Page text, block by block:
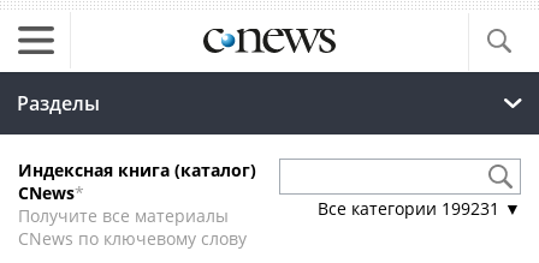
Разделы
Индексная книга (каталог)
CNews*
Получите все материалы
CNews по ключевому слову
Все категории 199231 ▼